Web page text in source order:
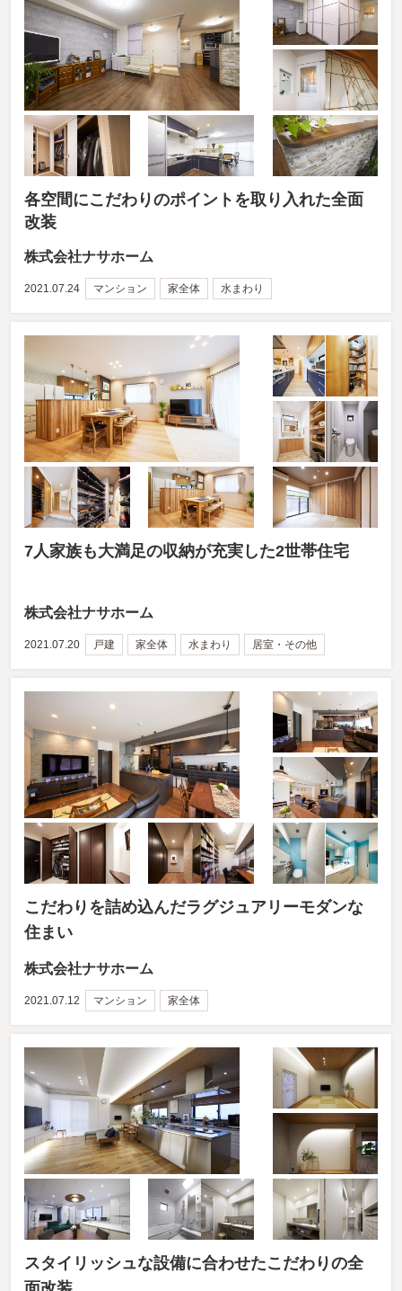
各空間にこだわりのポイントを取り入れた全面
改装
株式会社ナサホーム
2021.07.24 マンション 家全体 水まわり
7人家族も大満足の収納が充実した2世帯住宅
株式会社ナサホーム
2021.07.20 戸建 家全体 水まわり 居室・その他
こだわりを詰め込んだラグジュアリーモダンな
住まい
株式会社ナサホーム
2021.07.12 マンション 家全体
スタイリッシュな設備に合わせたこだわりの全